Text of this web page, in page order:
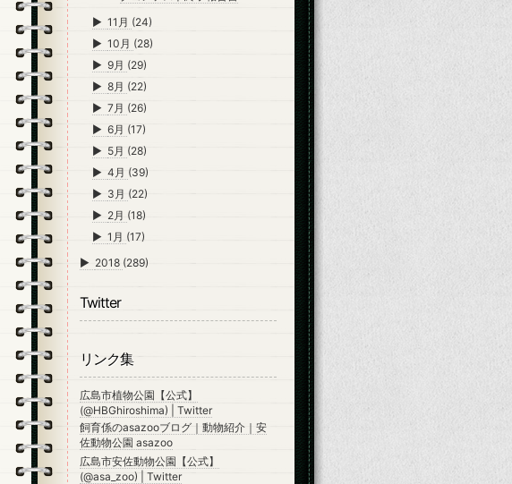
►11月 (24)
►10月 (28)
►9月 (29)
►8月 (22)
►7月 (26)
►6月 (17)
► 5月 (28)
►4月 (39)
► 3月 (22)
► 2月 (18)
►1月 (17)
► 2018 (289)
Twitter
リンク集
広島市植物公園【公式】
(@HBGhiroshima) | Twitter
飼育係のasazooブログ｜動物紹介｜安
佐動物公園 asazoo
広島市安佐動物公園【公式】
(@asa_zoo) | Twitter